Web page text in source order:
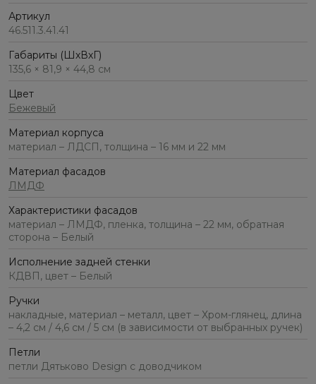
Артикул
46.511.3.41.41
Габариты (ШхВхГ)
135,6 × 81,9 × 44,8 см
Цвет
Бежевый
Материал корпуса
материал – ЛДСП, толщина – 16 мм и 22 мм
Материал фасадов
ЛМДФ
Характеристики фасадов
материал – ЛМДФ, пленка, толщина – 22 мм, обратная
сторона – Белый
Исполнение задней стенки
КДВП, цвет – Белый
Ручки
накладные, материал – металл, цвет – Хром-глянец, длина
– 4,2 см / 4,6 см / 5 см (в зависимости от выбранных ручек)
Петли
петли Дятьково Design с доводчиком